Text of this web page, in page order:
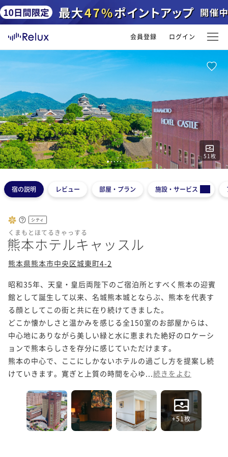
会員登録 ログイン
51 枚
12345
宿の説明 レビュー 部屋・プラン 施設・サービス
シティ
くまもとほてるきゃっする
熊本ホテルキャッスル
熊本県熊本市中央区城東町4-2
昭和35年、天皇・皇后両陛下のご宿泊所とすべく熊本の迎賓
館として誕生して以来、名城熊本城とならぶ、熊本を代表す
る顔としてこの街と共に在り続けてきました。
どこか懐かしさと温かみを感じる全150室のお部屋からは、
中心地にありながら美しい緑と水に恵まれた絶好のロケーシ
ョンで熊本らしさを存分に感じていただけます。
熊本の中心で、ここにしかないホテルの過ごし方を提案し続
けていきます。寛ぎと上質の時間を心ゆ... 続きをよむ
+51枚